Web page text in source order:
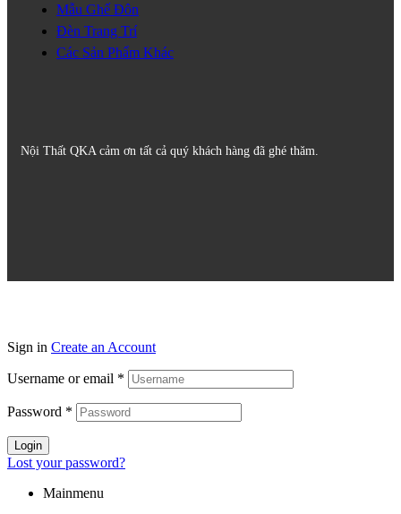
Mẫu Ghế Đôn
Đèn Trang Trí
Các Sản Phẩm Khác
Nội Thất QKA cảm ơn tất cả quý khách hàng đã ghé thăm.
Sign in Create an Account
Username or email *
Password *
Login
Lost your password?
Mainmenu